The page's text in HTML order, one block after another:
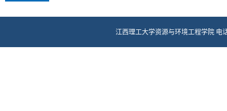
江西理工大学资源与环境工程学院 电